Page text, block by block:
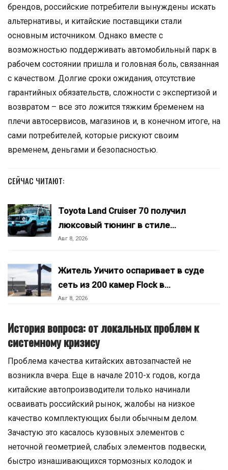
брендов, российские потребители вынуждены искать
альтернативы, и китайские поставщики стали
основным источником. Однако вместе с
возможностью поддерживать автомобильный парк в
рабочем состоянии пришла и головная боль, связанная
с качеством. Долгие сроки ожидания, отсутствие
гарантийных обязательств, сложности с экспертизой и
возвратом – все это ложится тяжким бременем на
плечи автосервисов, магазинов и, в конечном итоге, на
сами потребителей, которые рискуют своим
временем, деньгами и безопасностью.
СЕЙЧАС ЧИТАЮТ:
Toyota Land Cruiser 70 получил
люксовый тюнинг в стиле…
Авг 8, 2026
Житель Уичито оспаривает в суде
сеть из 200 камер Flock в…
Авг 8, 2026
История вопроса: от локальных проблем к
системному кризису
Проблема качества китайских автозапчастей не
возникла вчера. Еще в начале 2010-х годов, когда
китайские автопроизводители только начинали
осваивать российский рынок, жалобы на низкое
качество комплектующих были обычным делом.
Зачастую это касалось кузовных элементов с
неточной геометрией, слабых элементов подвески,
быстро изнашивающихся тормозных колодок и